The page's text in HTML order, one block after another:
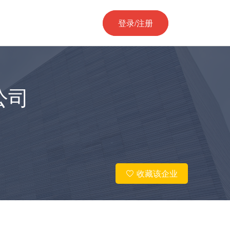
登录/注册
收藏该企业